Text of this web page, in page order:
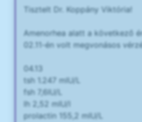
Tisztelt Dr. Koppány Viktória!
Amenorhea alatt a következő
02.11-én volt megvonásos
04.13
tsh 1.247 mIU/L
fsh 7,6IU/L
lh 2,52 mIU/l
prolactin 155,2 mIU/L